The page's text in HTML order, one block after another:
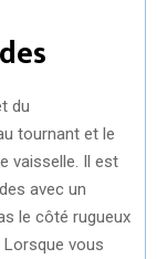
du
tournant et le
vaisselle. Il est
avec un
le côté rugueux
Lorsque vous